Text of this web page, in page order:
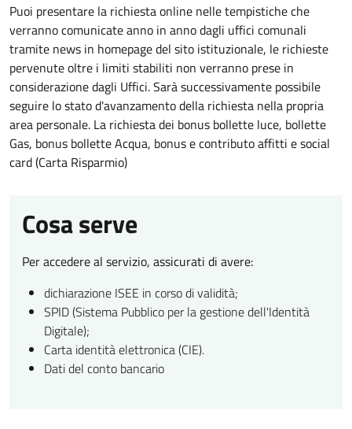
Puoi presentare la richiesta online nelle tempistiche che
verranno comunicate anno in anno dagli uffici comunali
tramite news in homepage del sito istituzionale, le richieste
pervenute oltre i limiti stabiliti non verranno prese in
considerazione dagli Uffici. Sarà successivamente possibile
seguire lo stato d'avanzamento della richiesta nella propria
area personale. La richiesta dei bonus bollette luce, bollette
Gas, bonus bollette Acqua, bonus e contributo affitti e social
card (Carta Risparmio)
Cosa serve
Per accedere al servizio, assicurati di avere:
dichiarazione ISEE in corso di validità;
SPID (Sistema Pubblico per la gestione dell'Identità
Digitale);
Carta identità elettronica (CIE).
Dati del conto bancario